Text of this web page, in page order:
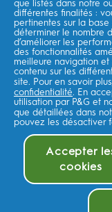
Je consens à
concernant des
promotionnelles de la
mail et sur les canaux
Procter & Gamble, le
vos données
site, d'interagir avec
envoyer des
Pour plus
en matière de
Vous avez au moins
Procter &
que listés dans notre
différentes finalités :
pertinentes sur la
déterminer le nombre
d’améliorer les
des fonctionnalités
meilleure navigation
contenu sur les
site. Pour en savoir
confidentialité. En
utilisation par P&G et
que détaillées dans
pouvez les désactiver
Accepter
cookies